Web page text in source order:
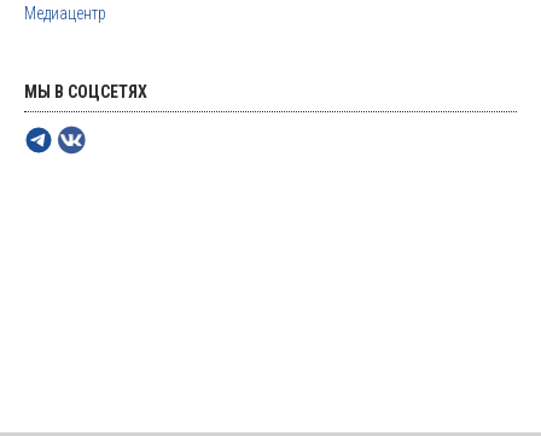
Медиацентр
МЫ В СОЦСЕТЯХ